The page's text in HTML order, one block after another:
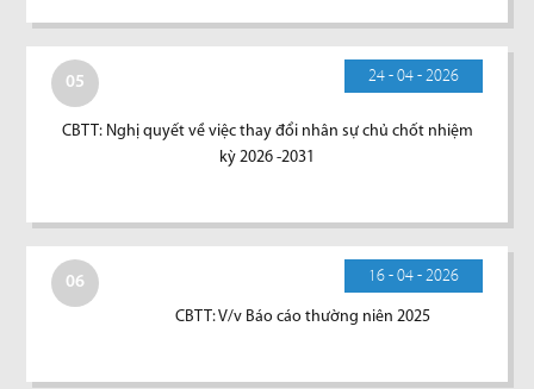
05 24 - 04 - 2026
CBTT: Nghị quyết về việc thay đổi nhân sự chủ chốt nhiệm
kỳ 2026 -2031
06 16 - 04 - 2026
CBTT: V/v Báo cáo thường niên 2025